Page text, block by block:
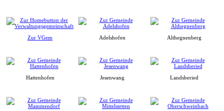
Zur VGem Adelshofen Althegnenberg
Hattenhofen Jesenwang Landsberied